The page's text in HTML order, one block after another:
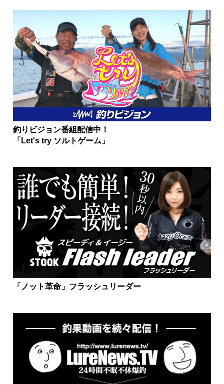
釣りビジョン番組配信中！
「Let's try ソルトゲーム」
「ノット革命」フラッシュリーダー